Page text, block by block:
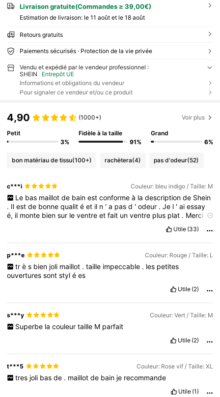
Livraison gratuite(Commandes ≥ 39,00€)
Estimation de livraison: le 11 août et le 18 août
Retours gratuits
Paiements sécurisés · Protection de la vie privée
Vendu et expédié par le vendeur professionnel :
SHEIN
Entrepôt UE
Informations et obligations du vendeur
Pour signaler ce vendeur et/ou ce produit
4,90 (1000+) Voir plus
Petit
3%
Fidèle à la taille
91%
Grand
6%
bon matériau de tissu(100+) rachètera(4) pas d'odeur(52)
c***i Couleur: bleu indigo / Taille: M
Le bas maillot de bain est conforme à la description de Shein
. Ilestde bonnequalitéet il n 'a pasd 'odeur .Je l 'aiessay
é, il monte biensur leventreetfait unventre plus plat . Merci
Utile (33)
p***e Couleur: Rouge / Taille: L
tr è s bien joli maillot . taille impeccable . les petites
ouverturessontstylées
Utile (2)
s***y Couleur: Vert / Taille: M
Superbe la couleur taille M parfait
Utile (2)
t***5 Couleur: Rose vif / Taille: XL
tres joli bas de . maillot de bain je recommande
Utile (1)